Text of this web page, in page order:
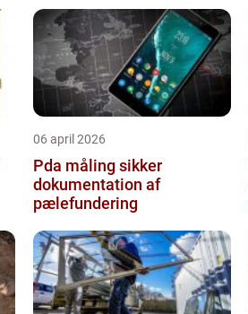
06 april 2026
Pda måling sikker
dokumentation af
pælefundering